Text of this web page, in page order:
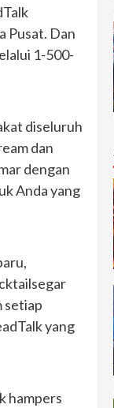
Pusat. Dan
1-500-
diseluruh
dan
dengan
Anda yang
setiap
yang
hampers